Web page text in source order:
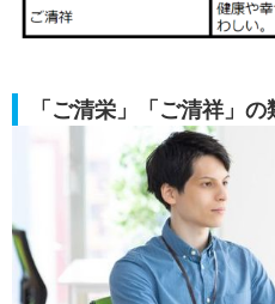
「ご清栄」「ご清祥」